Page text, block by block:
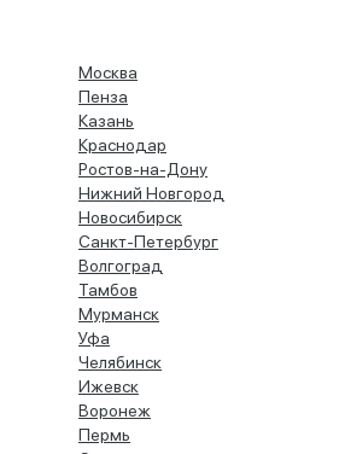
Москва
Пенза
Казань
Краснодар
Ростов-на-Дону
Нижний Новгород
Новосибирск
Санкт-Петербург
Волгоград
Тамбов
Мурманск
Уфа
Челябинск
Ижевск
Воронеж
Пермь